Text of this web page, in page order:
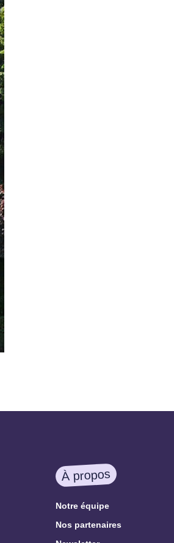
À propos
Notre équipe
Nos partenaires